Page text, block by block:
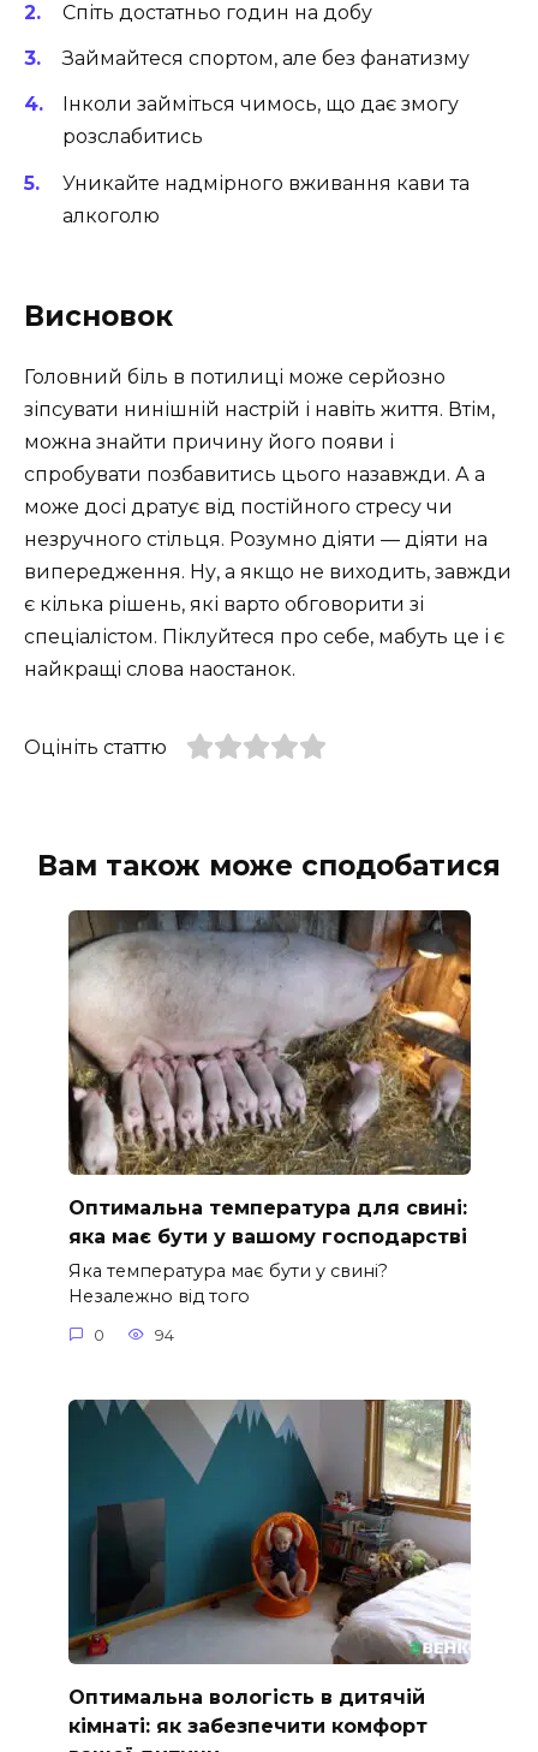
Спіть достатньо годин на добу
Займайтеся спортом, але без фанатизму
Інколи займіться чимось, що дає змогу
розслабитись
Уникайте надмірного вживання кави та
алкоголю
Висновок
Головний біль в потилиці може серйозно
зіпсувати нинішній настрій і навіть життя. Втім,
можна знайти причину його появи і
спробувати позбавитись цього назавжди. А а
може досі дратує від постійного стресу чи
незручного стільця. Розумно діяти — діяти на
випередження. Ну, а якщо не виходить, завжди
є кілька рішень, які варто обговорити зі
спеціалістом. Піклуйтеся про себе, мабуть це і є
найкращі слова наостанок.
Оцініть статтю
Вам також може сподобатися
Оптимальна температура для свині:
яка має бути у вашому господарстві
Яка температура має бути у свині?
Незалежно від того
0 94
Оптимальна вологість в дитячій
кімнаті: як забезпечити комфорт